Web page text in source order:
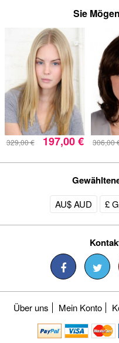
Sie
329,00 € 197,00 € 306,00
AU$ AUD £
Über uns Mein Konto